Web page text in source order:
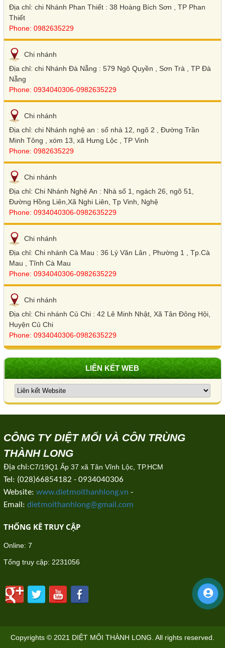
Địa chỉ: chi Nhánh Phan Thiết : 38 Hoàng Bích Sơn , TP Phan
Thiết
Phone: 0982635229
Chi nhánh
Địa chỉ: chi Nhánh Đà Nẵng : 579 Ngô Quyền , Sơn Trà , TP Đà
Nẵng
Phone: 0934040306-0982635229
Chi nhánh
Địa chỉ: chi Nhánh nghệ an : số nhà 12, ngõ 2 , Đường Trần
Minh Tông , xóm 13, xã Hưng Lộc , TP Vinh
Phone: 0982635229
Chi nhánh
Địa chỉ: Chi Nhánh Nghệ An : Nhà số 1, ngách 26, ngõ 51,
Đường Hồng Liên,Xã Nghi Liên, Tp Vinh, Nghệ
Phone: 0934040306-0982635229
Chi nhánh
Địa chỉ: Chi nhánh Cà Mau : 36 Lý Văn Lân , Phường 1 , Tp.Cà
Mau , Tĩnh Cà Mau
Phone: 0934040306-0982635229
Chi nhánh
Địa chỉ: Chi nhánh Củ Chi : 42 Lê Minh Nhật, Xã Tân Đông Hội,
Huyện Củ Chi
Phone: 0934040306-0982635229
LIÊN KẾT WEB
CÔNG TY DIỆT MỐI VÀ CÔN TRÙNG
THÀNH LONG
Địa chỉ:C7/19Q1 Ấp 37 xã Tân Vĩnh Lộc, TP.HCM
Tel: (028)66854182 - 0934040306
Website: www.dietmoithanhlong.vn -
Email: dietmoithanhlong@gmail.com
THỐNG KÊ TRUY CẬP
Online: 7
Tổng truy cập: 2231056
Copyrights © 2021 DIỆT MỐI THÀNH LONG. All rights reserved.